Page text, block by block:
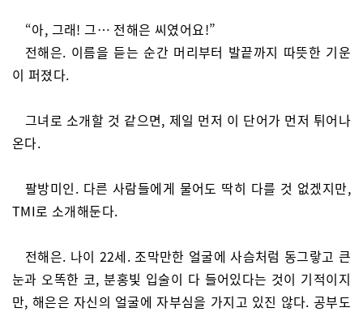
“아, 그래! 그… 전해은 씨였어요!”
전해은. 이름을 듣는 순간 머리부터 발끝까지 따뜻한 기운
이 퍼졌다.
그녀로 소개할 것 같으면, 제일 먼저 이 단어가 먼저 튀어나
온다.
팔방미인. 다른 사람들에게 물어도 딱히 다를 것 없겠지만,
TMI로 소개해둔다.
전해은. 나이 22세. 조막만한 얼굴에 사슴처럼 동그랗고 큰
눈과 오똑한 코, 분홍빛 입술이 다 들어있다는 것이 기적이지
만, 해은은 자신의 얼굴에 자부심을 가지고 있진 않다. 공부도